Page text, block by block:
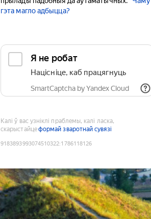
гэта магло адбыцца?
Я не робат
Націсніце, каб працягнуць
SmartCaptcha by Yandex Cloud
Калі ў вас узніклі праблемы, калі ласка,
скарыстайцеформай зваротнай сувязі
9183893993074510322:1786118126